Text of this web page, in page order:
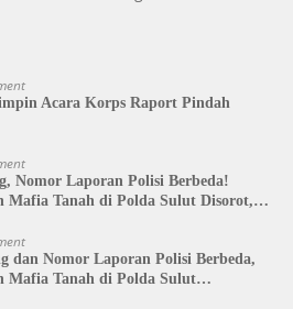
Acara Korps Raport Pindah
Nomor Laporan Polisi Berbeda!
Mafia Tanah di Polda Sulut Disorot,
dan Nomor Laporan Polisi Berbeda,
Mafia Tanah di Polda Sulut